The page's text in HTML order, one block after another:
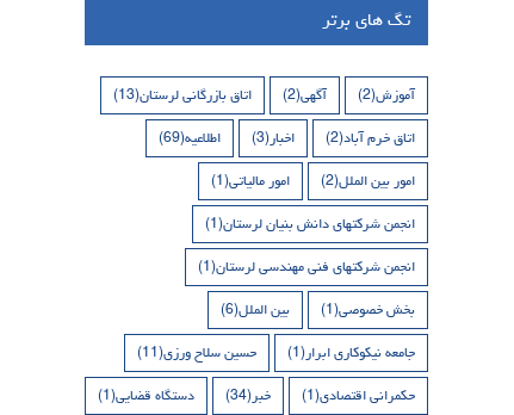
تگ های برتر
آموزش(2) آگهی(2) اتاق بازرگانی لرستان(13)
اتاق خرم آباد(2) اخبار(3) اطلاعیه(69)
امور بین الملل(2) امور مالیاتی(1)
انجمن شرکتهای دانش بنیان لرستان(1)
انجمن شرکتهای فنی مهندسی لرستان(1)
بخش خصوصی(1) بین الملل(6)
جامعه نیکوکاری ابرار(1) حسین سلاح ورزی(11)
حکمرانی اقتصادی(1) خبر(34) دستگاه قضایی(1)